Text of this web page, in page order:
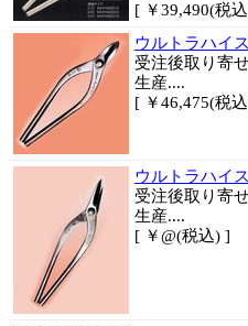
[ ￥39,490(税
ウルトラハイ
受注後取り寄
生産....
[ ￥46,475(税
ウルトラハイ
受注後取り寄
生産....
[ ￥@(税込) ]